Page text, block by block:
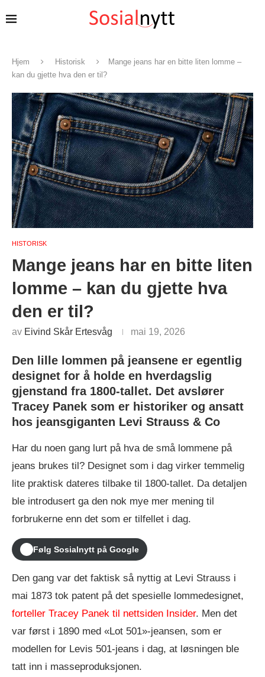
Hjem Historisk
Mange jeans har en bitte liten lomme –
kan du gjette hva den er til?
HISTORISK
Mange jeans har en bitte liten
lomme – kan du gjette hva
den er til?
av Eivind Skår Ertesvåg mai 19, 2026
Den lille lommen på jeansene er egentlig
designet for å holde en hverdagslig
gjenstand fra 1800-tallet. Det avslører
Tracey Panek som er historiker og ansatt
hos jeansgiganten Levi Strauss & Co
Har du noen gang lurt på hva de små lommene på
jeans brukes til? Designet som i dag virker temmelig
lite praktisk dateres tilbake til 1800-tallet. Da detaljen
ble introdusert ga den nok mye mer mening til
forbrukerne enn det som er tilfellet i dag.
Følg Sosialnytt på Google
Den gang var det faktisk så nyttig at Levi Strauss i
mai 1873 tok patent på det spesielle lommedesignet,
forteller Tracey Panek til nettsiden Insider. Men det
var først i 1890 med «Lot 501»-jeansen, som er
modellen for Levis 501-jeans i dag, at løsningen ble
tatt inn i masseproduksjonen.